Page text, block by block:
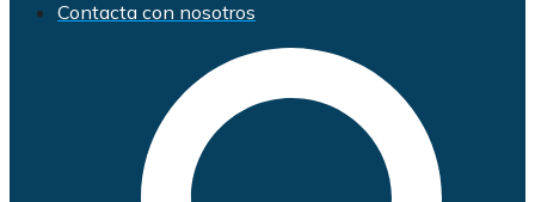
Contacta con nosotros